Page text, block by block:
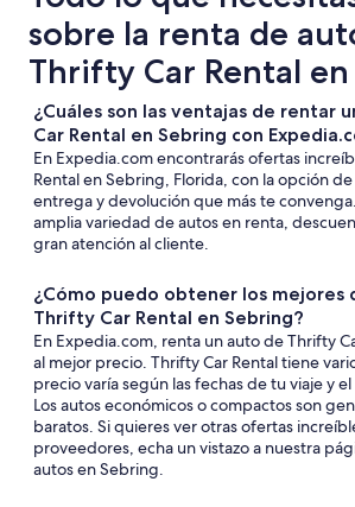
sobre la renta de
Thrifty Car Rental
¿Cuáles son las ventajas de rentar
Car Rental en Sebring con
En Expedia.com encontrarás ofertas
Rental en Sebring, Florida, con la opción
entrega y devolución que más te
amplia variedad de autos en renta,
gran atención al cliente.
¿Cómo puedo obtener los mejores
Thrifty Car Rental en Sebring?
En Expedia.com, renta un auto de Thrifty
al mejor precio. Thrifty Car Rental tiene
precio varía según las fechas de tu viaje y
Los autos económicos o compactos son
baratos. Si quieres ver otras ofertas
proveedores, echa un vistazo a nuestra
autos en Sebring.